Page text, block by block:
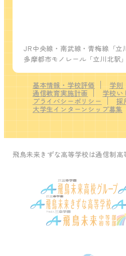
JR中央線・南武線・青梅線「立
多摩都市モノレール「立川北駅
基本情報・学校評価 学則
通信教育実施計画
学校い
プライバシーポリシー
採
大学生インターンシップ募集
飛鳥未来きずな高等学校は通信制高